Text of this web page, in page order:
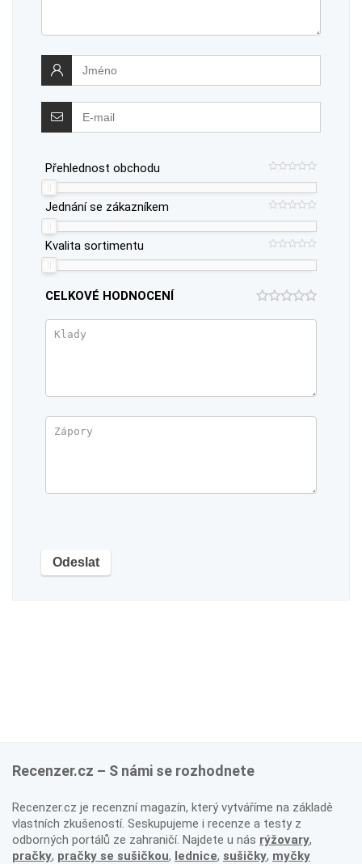
Přehlednost obchodu
Jednání se zákazníkem
Kvalita sortimentu
CELKOVÉ HODNOCENÍ
Recenzer.cz – S námi se rozhodnete
Recenzer.cz je recenzní magazín, který vytváříme na základě
vlastních zkušeností. Seskupujeme i recenze a testy z
odborných portálů ze zahraničí. Najdete u nás rýžovary,
pračky, pračky se sušičkou, lednice, sušičky, myčky